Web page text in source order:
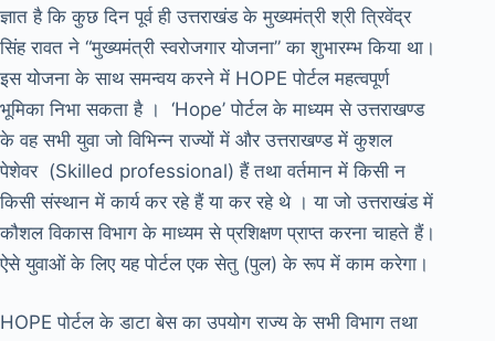
ज्ञात है कि कुछ दिन पूर्व ही उत्तराखंड के मुख्यमंत्री श्री त्रिवेंद्र
सिंह रावत ने “मुख्यमंत्री स्वरोजगार योजना” का शुभारम्भ किया था।
इस योजना के साथ समन्वय करने में HOPE पोर्टल महत्वपूर्ण
भूमिका निभा सकता है । ‘Hope’ पोर्टल के माध्यम से उत्तराखण्ड
के वह सभी युवा जो विभिन्न राज्यों में और उत्तराखण्ड में कुशल
पेशेवर (Skilled professional) हैं तथा वर्तमान में किसी न
किसी संस्थान में कार्य कर रहे हैं या कर रहे थे । या जो उत्तराखंड में
कौशल विकास विभाग के माध्यम से प्रशिक्षण प्राप्त करना चाहते हैं।
ऐसे युवाओं के लिए यह पोर्टल एक सेतु (पुल) के रूप में काम करेगा।
HOPE पोर्टल के डाटा बेस का उपयोग राज्य के सभी विभाग तथा